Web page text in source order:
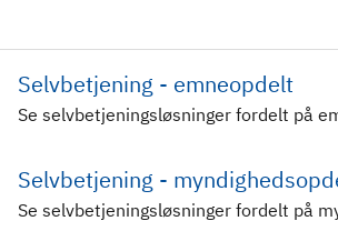
Selvbetjening - emneopdelt
Se selvbetjeningsløsninger fordelt på
Selvbetjening -
Se selvbetjeningsløsninger fordelt på